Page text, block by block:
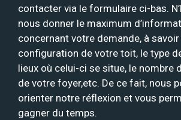
contacter via le formulaire ci-bas.
nous donner le maximum
concernant votre demande, à savoir
configuration de votre toit, le type
lieux où celui-ci se situe, le nombre
de votre foyer,etc. De ce fait, nous
orienter notre réflexion et vous
gagner du temps.